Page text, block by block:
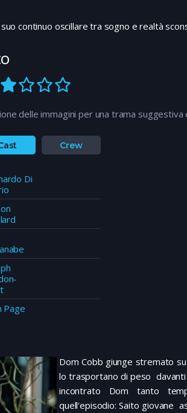
continuo oscillare tra sogno e realtà
delle immagini per una trama
Crew
Di
Page
Dom Cobb giunge stremato
lo trasportano di peso davanti
incontrato Dom tanto
quell'episodio: Saito giovane